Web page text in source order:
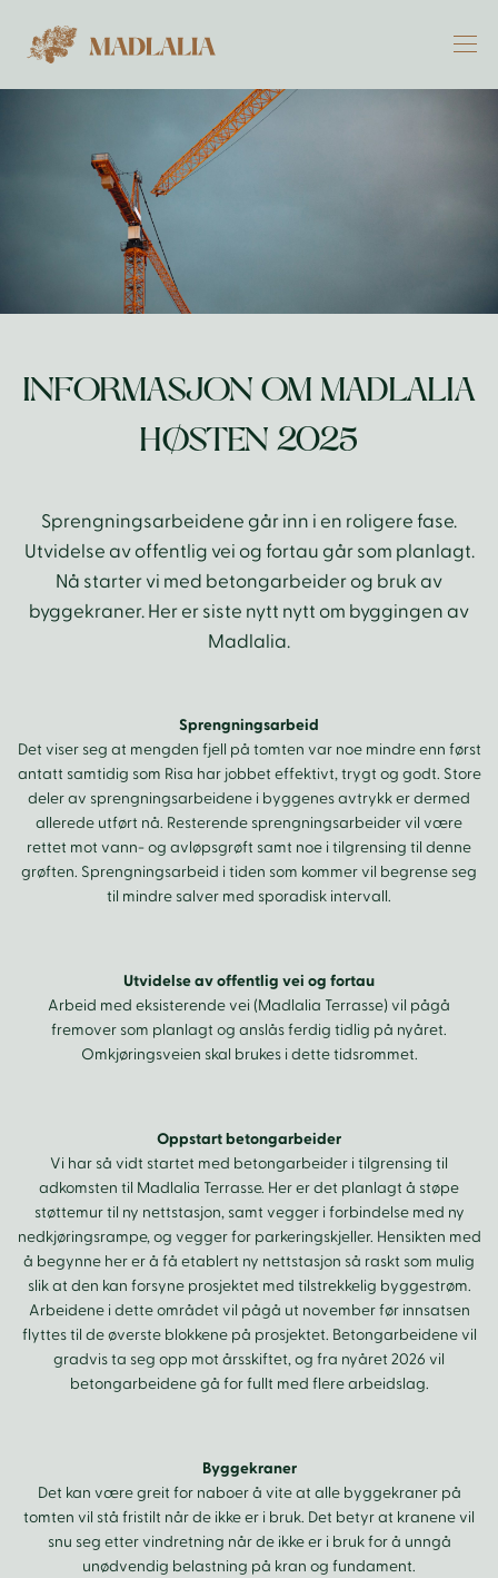
Madlalia
INFORMASJON OM MADLALIA
HØSTEN 2025
Sprengningsarbeidene går inn i en roligere fase.
Utvidelse av offentlig vei og fortau går som planlagt.
Nå starter vi med betongarbeider og bruk av
byggekraner. Her er siste nytt nytt om byggingen av
Madlalia.
Sprengningsarbeid
Det viser seg at mengden fjell på tomten var noe mindre enn først
antatt samtidig som Risa har jobbet effektivt, trygt og godt. Store
deler av sprengningsarbeidene i byggenes avtrykk er dermed
allerede utført nå. Resterende sprengningsarbeider vil være
rettet mot vann- og avløpsgrøft samt noe i tilgrensing til denne
grøften. Sprengningsarbeid i tiden som kommer vil begrense seg
til mindre salver med sporadisk intervall.
Utvidelse av offentlig vei og fortau
Arbeid med eksisterende vei (Madlalia Terrasse) vil pågå
fremover som planlagt og anslås ferdig tidlig på nyåret.
Omkjøringsveien skal brukes i dette tidsrommet.
Oppstart betongarbeider
Vi har så vidt startet med betongarbeider i tilgrensing til
adkomsten til Madlalia Terrasse. Her er det planlagt å støpe
støttemur til ny nettstasjon, samt vegger i forbindelse med ny
nedkjøringsrampe, og vegger for parkeringskjeller. Hensikten med
å begynne her er å få etablert ny nettstasjon så raskt som mulig
slik at den kan forsyne prosjektet med tilstrekkelig byggestrøm.
Arbeidene i dette området vil pågå ut november før innsatsen
flyttes til de øverste blokkene på prosjektet. Betongarbeidene vil
gradvis ta seg opp mot årsskiftet, og fra nyåret 2026 vil
betongarbeidene gå for fullt med flere arbeidslag.
Byggekraner
Det kan være greit for naboer å vite at alle byggekraner på
tomten vil stå fristilt når de ikke er i bruk. Det betyr at kranene vil
snu seg etter vindretning når de ikke er i bruk for å unngå
unødvendig belastning på kran og fundament.